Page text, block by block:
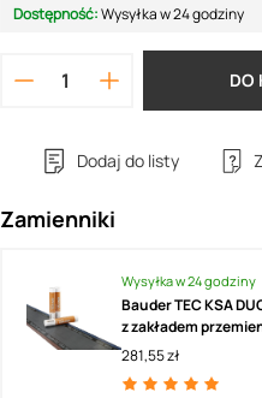
Dostępność:Wysyłka w 24 godziny
DO
Dodaj do listy
Zamienniki
Wysyłka w 24 godziny
Bauder TEC KSA
281,55 zł